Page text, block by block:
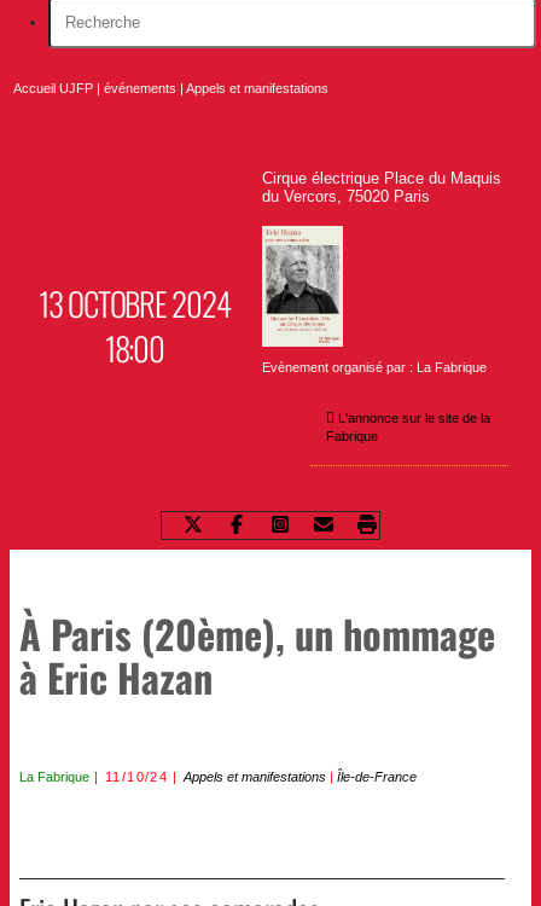
Accueil UJFP |événements |Appels et manifestations
13 OCTOBRE 2024
18:00
Cirque électrique Place du Maquis
du Vercors, 75020 Paris
Evènement organisé par : La Fabrique
L'annonce sur le site de la
Fabrique
À Paris (20ème), un hommage
à Eric Hazan
La Fabrique 11/10/24 Appels et manifestations |Île-de-France